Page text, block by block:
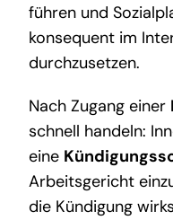
führen und
konsequent im
durchzusetzen.
Nach Zugang einer
schnell handeln:
eine
Arbeitsgericht
die Kündigung